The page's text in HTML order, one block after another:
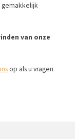
van onze
op als u vragen